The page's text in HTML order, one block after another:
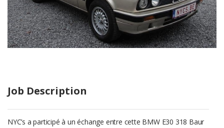
Job Description
NYC’s a participé à un échange entre cette BMW E30 318 Baur